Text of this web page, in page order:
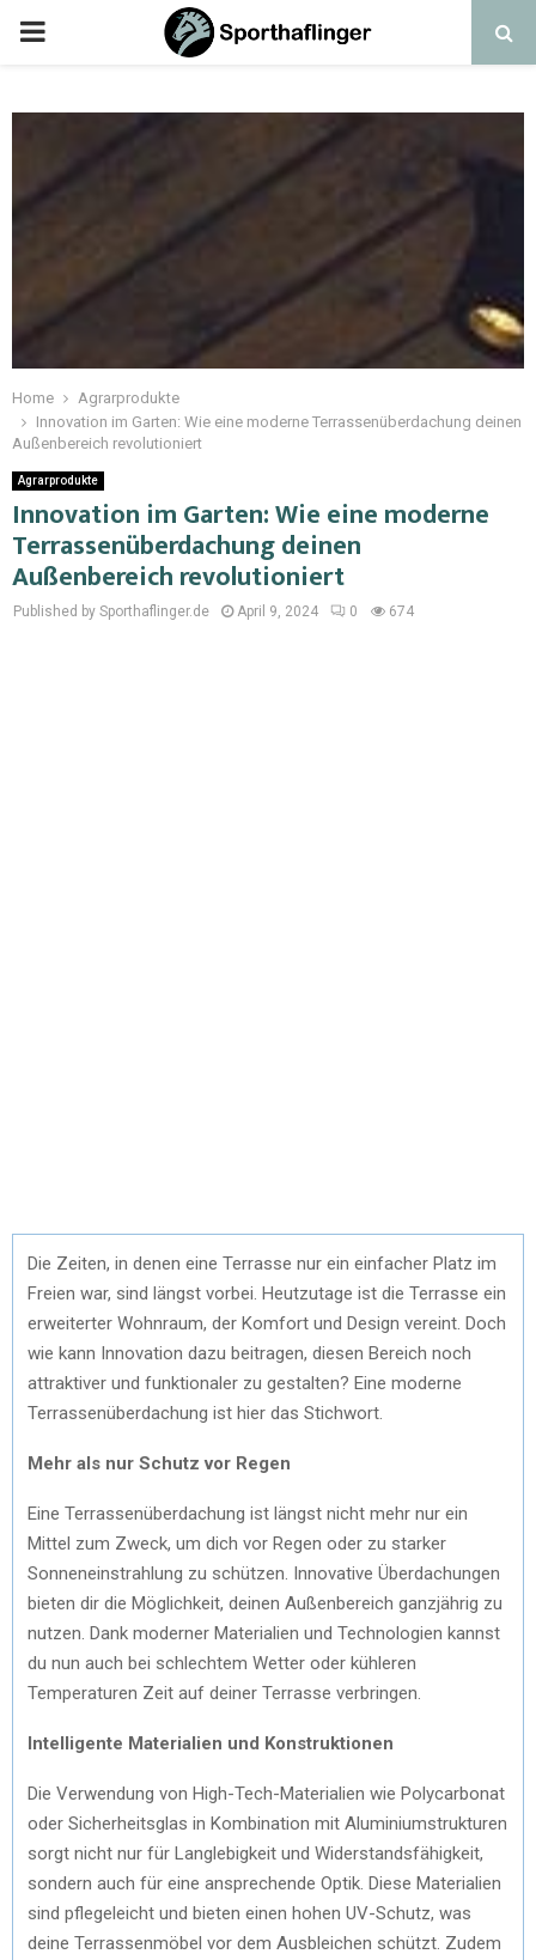
Home
Agrarprodukte
Innovation im Garten: Wie eine moderne Terrassenüberdachung deinen
Außenbereich revolutioniert
Agrarprodukte
Innovation im Garten: Wie eine moderne
Terrassenüberdachung deinen
Außenbereich revolutioniert
Published by Sporthaflinger.de April 9, 2024 0 674
Die Zeiten, in denen eine Terrasse nur ein einfacher Platz im
Freien war, sind längst vorbei. Heutzutage ist die Terrasse ein
erweiterter Wohnraum, der Komfort und Design vereint. Doch
wie kann Innovation dazu beitragen, diesen Bereich noch
attraktiver und funktionaler zu gestalten? Eine moderne
Terrassenüberdachung ist hier das Stichwort.
Mehr als nur Schutz vor Regen
Eine Terrassenüberdachung ist längst nicht mehr nur ein
Mittel zum Zweck, um dich vor Regen oder zu starker
Sonneneinstrahlung zu schützen. Innovative Überdachungen
bieten dir die Möglichkeit, deinen Außenbereich ganzjährig zu
nutzen. Dank moderner Materialien und Technologien kannst
du nun auch bei schlechtem Wetter oder kühleren
Temperaturen Zeit auf deiner Terrasse verbringen.
Intelligente Materialien und Konstruktionen
Die Verwendung von High-Tech-Materialien wie Polycarbonat
oder Sicherheitsglas in Kombination mit Aluminiumstrukturen
sorgt nicht nur für Langlebigkeit und Widerstandsfähigkeit,
sondern auch für eine ansprechende Optik. Diese Materialien
sind pflegeleicht und bieten einen hohen UV-Schutz, was
deine Terrassenmöbel vor dem Ausbleichen schützt. Zudem